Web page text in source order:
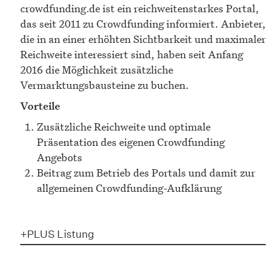
crowdfunding.de ist ein reichweitenstarkes Portal,
das seit 2011 zu Crowdfunding informiert. Anbieter,
die in an einer erhöhten Sichtbarkeit und maximaler
Reichweite interessiert sind, haben seit Anfang
2016 die Möglichkeit zusätzliche
Vermarktungsbausteine zu buchen.
Vorteile
Zusätzliche Reichweite und optimale
Präsentation des eigenen Crowdfunding
Angebots
Beitrag zum Betrieb des Portals und damit zur
allgemeinen Crowdfunding-Aufklärung
+PLUS Listung